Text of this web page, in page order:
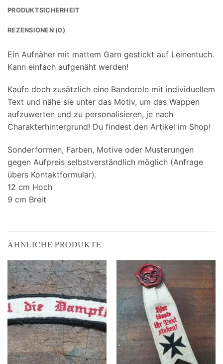
PRODUKTSICHERHEIT
REZENSIONEN (0)
Ein Aufnäher mit mattem Garn gestickt auf Leinentuch.
Kann einfach aufgenäht werden!
Kaufe doch zusätzlich eine Banderole mit individuellem
Text und nähe sie unter das Motiv, um das Wappen
aufzuwerten und zu personalisieren, je nach
Charakterhintergrund! Du findest den Artikel im Shop!
Sonderformen, Farben, Motive oder Musterungen
gegen Aufpreis selbstverständlich möglich (Anfrage
übers Kontaktformular).
12 cm Hoch
9 cm Breit
ÄHNLICHE PRODUKTE